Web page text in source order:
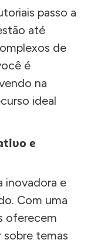
passo a
até
de
é
na
ideal
e
inovadora e
Com uma
oferecem
sobre temas